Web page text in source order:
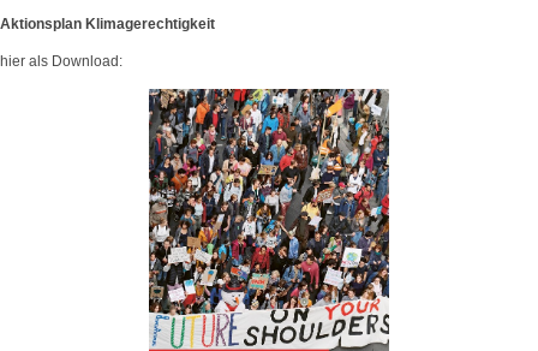
Aktionsplan Klimagerechtigkeit
hier als Download: